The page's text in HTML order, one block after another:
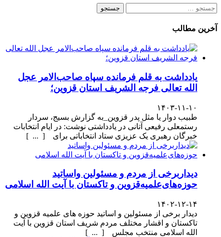
جستجو
آخرین مطالب
یادداشت به قلم فرمانده سپاه صاحب‌الامر عجل
الله تعالی فرجه الشریف استان قزوین؛
۱۴۰۳-۱۱-۱۰
طبیب دوار یا مثل پدر قزوین_به گزارش بسیج، سردار
رستمعلی رفیعی آتانی در یادداشتی نوشت: در ایام انتخابات
خبرگان رهبری یک عزیزی ستاد انتخاباتی برای [ ... ]
دیداربرخی از مردم و مسئولین واساتید
حوزه‌های‌علمیه‌قزوین و تاکستان با آیت الله اسلامی
۱۴۰۲-۱۲-۱۴
دیدار برخی از مسئولین و اساتید حوزه های علمیه قزوین و
تاکستان و اقشار مختلف مردم شریف استان قزوین با آیت
الله اسلامی منتخب مجلس [ ... ]